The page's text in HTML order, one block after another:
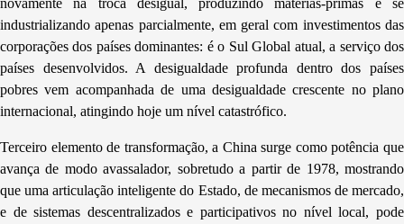
novamente na troca desigual, produzindo matérias-primas e se
industrializando apenas parcialmente, em geral com investimentos das
corporações dos países dominantes: é o Sul Global atual, a serviço dos
países desenvolvidos. A desigualdade profunda dentro dos países
pobres vem acompanhada de uma desigualdade crescente no plano
internacional, atingindo hoje um nível catastrófico.
Terceiro elemento de transformação, a China surge como potência que
avança de modo avassalador, sobretudo a partir de 1978, mostrando
que uma articulação inteligente do Estado, de mecanismos de mercado,
e de sistemas descentralizados e participativos no nível local, pode